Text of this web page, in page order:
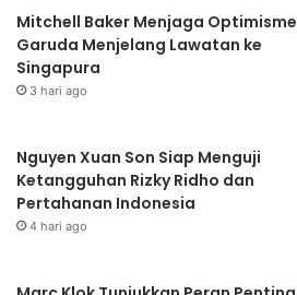
Mitchell Baker Menjaga Optimisme
Garuda Menjelang Lawatan ke
Singapura
3 hari ago
Nguyen Xuan Son Siap Menguji
Ketangguhan Rizky Ridho dan
Pertahanan Indonesia
4 hari ago